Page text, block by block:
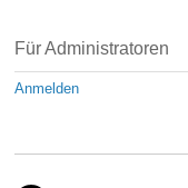
Für Administratoren
Anmelden